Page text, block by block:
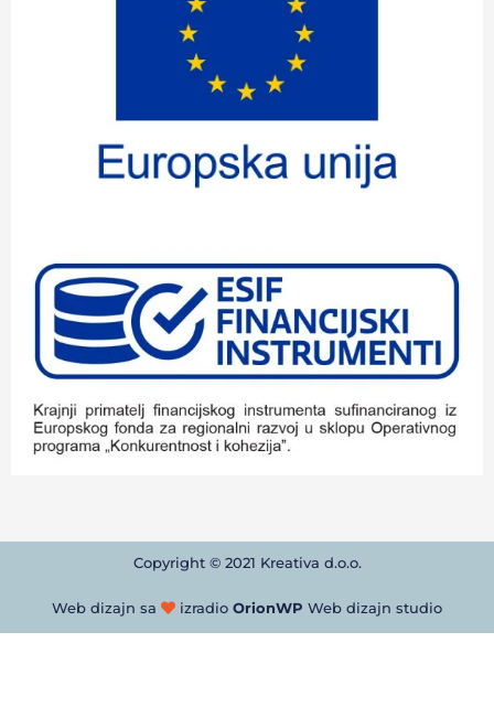
Copyright © 2021 Kreativa d.o.o.
Web dizajn sa izradio OrionWP Web dizajn studio